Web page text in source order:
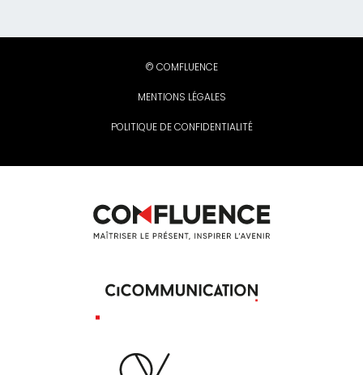
© COMFLUENCE
MENTIONS LÉGALES
POLITIQUE DE CONFIDENTIALITÉ